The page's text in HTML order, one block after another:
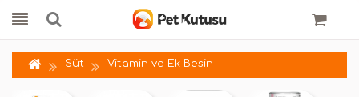
Süt Vitamin ve Ek Besin